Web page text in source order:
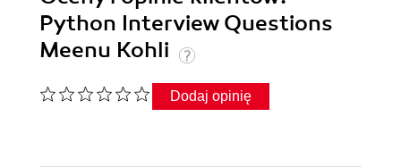
Python Interview Questions
Meenu Kohli
Dodaj opinię